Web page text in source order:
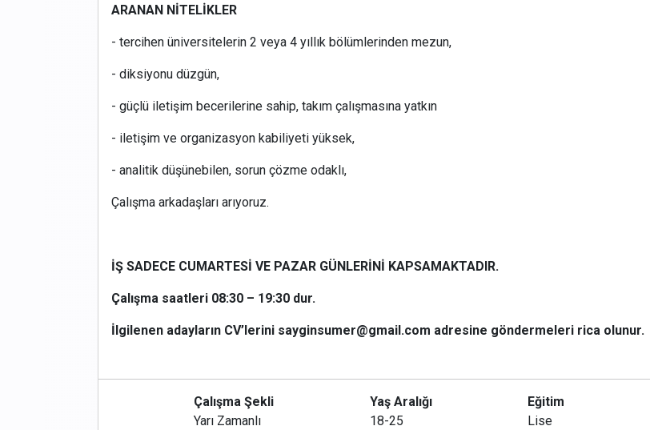
ARANAN NİTELİKLER
- tercihen üniversitelerin 2 veya 4 yıllık bölümlerinden mezun,
- diksiyonu düzgün,
- güçlü iletişim becerilerine sahip, takım çalışmasına yatkın
- iletişim ve organizasyon kabiliyeti yüksek,
- analitik düşünebilen, sorun çözme odaklı,
Çalışma arkadaşları arıyoruz.
İŞ SADECE CUMARTESİ VE PAZAR GÜNLERİNİ KAPSAMAKTADIR.
Çalışma saatleri 08:30 – 19:30 dur.
İlgilenen adayların CV’lerini sayginsumer@gmail.com adresine göndermeleri rica olunur.
Çalışma Şekli
Yarı Zamanlı
Yaş Aralığı
18-25
Eğitim
Lise